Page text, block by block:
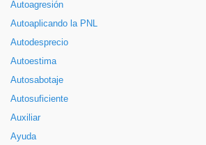
Autoagresión
Autoaplicando la PNL
Autodesprecio
Autoestima
Autosabotaje
Autosuficiente
Auxiliar
Ayuda